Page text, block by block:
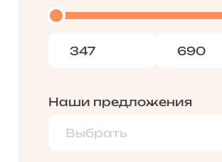
Наши предложения
Выбрать